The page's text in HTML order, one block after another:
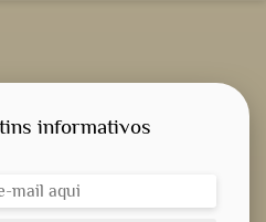
informativos